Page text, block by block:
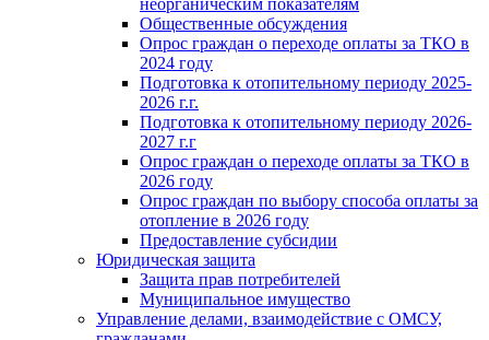
неорганическим показателям
Общественные обсуждения
Опрос граждан о переходе оплаты за ТКО в
2024 году
Подготовка к отопительному периоду 2025-
2026 г.г.
Подготовка к отопительному периоду 2026-
2027 г.г
Опрос граждан о переходе оплаты за ТКО в
2026 году
Опрос граждан по выбору способа оплаты за
отопление в 2026 году
Предоставление субсидии
Юридическая защита
Защита прав потребителей
Муниципальное имущество
Управление делами, взаимодействие с ОМСУ,